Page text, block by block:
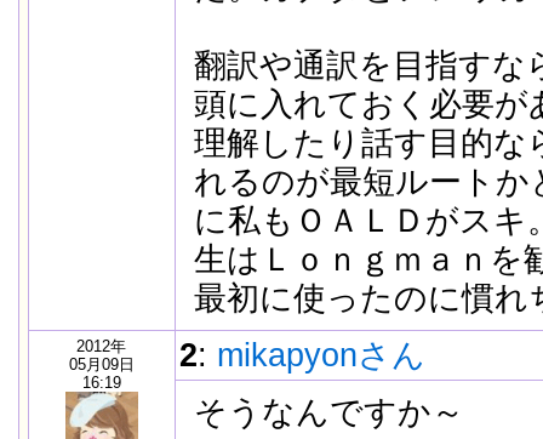
翻訳や通訳を目指すな
頭に入れておく必要が
理解したり話す目的な
れるのが最短ルート
に私もＯＡＬＤがス
生はＬｏｎｇｍａｎを
最初に使ったのに慣れ
2012年
05月09日
16:19
2: mikapyonさん
そうなんですか～